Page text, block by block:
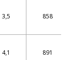
3,5 858
4,1 891